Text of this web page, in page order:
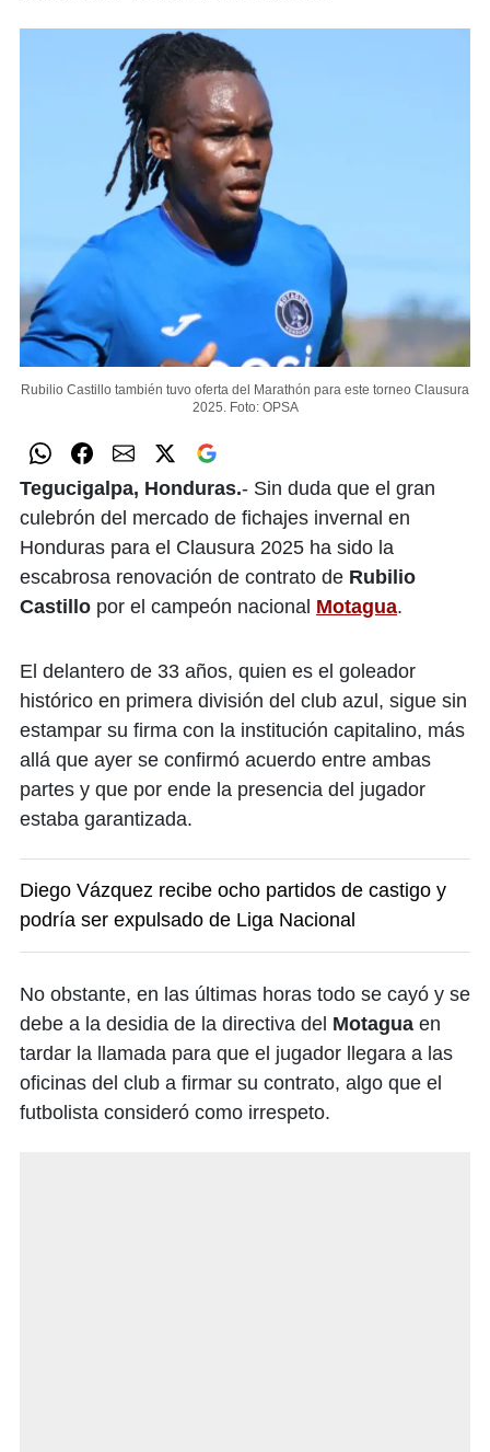
Rubilio Castillo también tuvo oferta del Marathón para este torneo Clausura
2025. Foto: OPSA
Tegucigalpa, Honduras.- Sin duda que el gran
culebrón del mercado de fichajes invernal en
Honduras para el Clausura 2025 ha sido la
escabrosa renovación de contrato de Rubilio
Castillo por el campeón nacional Motagua.
El delantero de 33 años, quien es el goleador
histórico en primera división del club azul, sigue sin
estampar su firma con la institución capitalino, más
allá que ayer se confirmó acuerdo entre ambas
partes y que por ende la presencia del jugador
estaba garantizada.
Diego Vázquez recibe ocho partidos de castigo y
podría ser expulsado de Liga Nacional
No obstante, en las últimas horas todo se cayó y se
debe a la desidia de la directiva del Motagua en
tardar la llamada para que el jugador llegara a las
oficinas del club a firmar su contrato, algo que el
futbolista consideró como irrespeto.